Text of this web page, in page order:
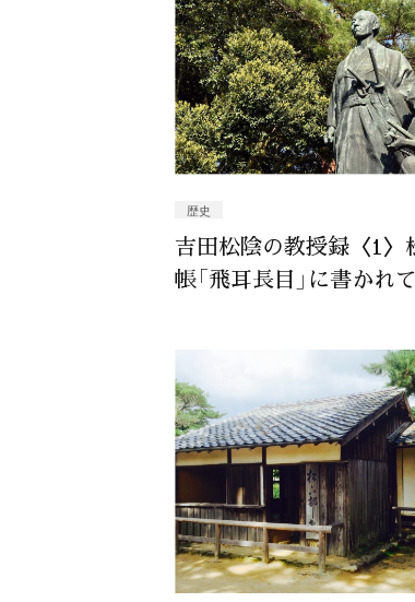
歴史
吉田松陰の教授録〈1〉
帳「飛耳長目」に書かれ